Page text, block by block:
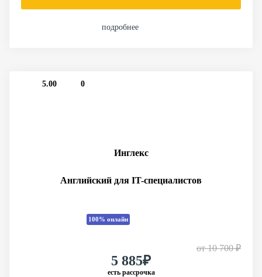
подробнее
5.00 0
Инглекс
Английский для IT-специалистов
100% онлайн
от10 700 ₽
5 885₽
есть рассрочка